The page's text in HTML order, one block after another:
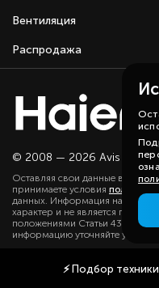
Вентиляция
Распродажа
© 2008 — 2026 Avis group.
Оставляя свои данные в любой
принимаете условия политики
данных. Информация на данном
характер и не является
положениями Статьи 437(2) ГК
информацию уточняйте у наших
⚡ Подбор техники